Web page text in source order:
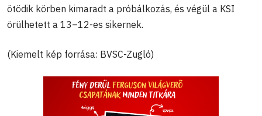
ötödik körben kimaradt a próbálkozás, és végül a KSI
örülhetett a 13–12-es sikernek.
(Kiemelt kép forrása: BVSC-Zugló)